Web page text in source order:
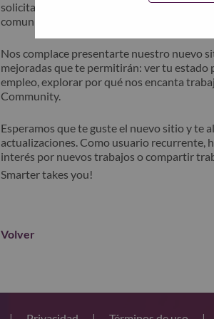
solicitante" en el asunto de su correo
comunicará contigo para obtener asistencia
Nos complace presentarte nuestro nuevo
mejoradas que te permitirán: ver tu estado
empleo, explorar por qué nos encanta
Community.
Esperamos que te guste el nuevo sitio y te
actualizaciones. Como usuario recurrente,
interés por nuevos trabajos o compartir
Smarter takes you!
Volver